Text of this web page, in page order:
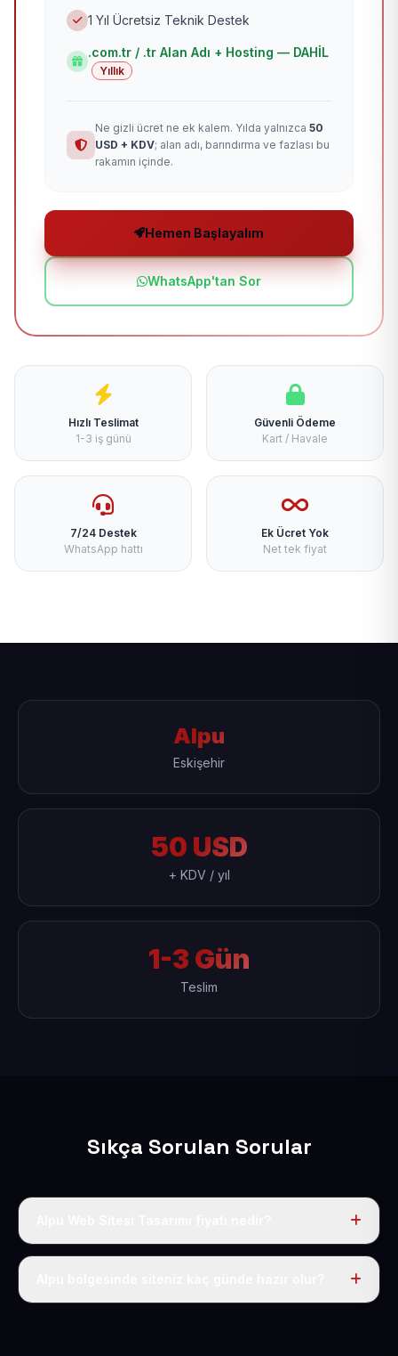
1 Yıl Ücretsiz Teknik Destek
.com.tr / .tr Alan Adı + Hosting — DAHİL
Yıllık
Ne gizli ücret ne ek kalem. Yılda yalnızca 50
USD + KDV; alan adı, barındırma ve fazlası bu
rakamın içinde.
Hemen Başlayalım
WhatsApp'tan Sor
Hızlı Teslimat
1-3 iş günü
Güvenli Ödeme
Kart / Havale
7/24 Destek
WhatsApp hattı
Ek Ücret Yok
Net tek fiyat
Alpu
Eskişehir
50 USD
+ KDV / yıl
1-3 Gün
Teslim
Sıkça Sorulan Sorular
Tek fiyat uygulanır: yıllık 50 USD + KDV. Bu bedele alan